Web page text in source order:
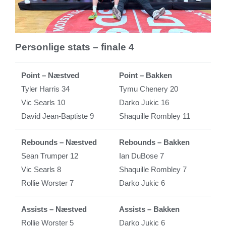
Personlige stats – finale 4
Point – Næstved
Tyler Harris 34
Vic Searls 10
David Jean-Baptiste 9
Point – Bakken
Tymu Chenery 20
Darko Jukic 16
Shaquille Rombley 11
Rebounds – Næstved
Sean Trumper 12
Vic Searls 8
Rollie Worster 7
Rebounds – Bakken
Ian DuBose 7
Shaquille Rombley 7
Darko Jukic 6
Assists – Næstved
Rollie Worster 5
Assists – Bakken
Darko Jukic 6